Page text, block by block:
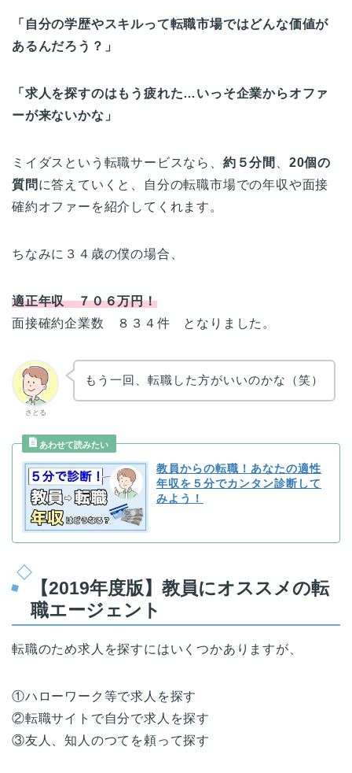
「自分の学歴やスキルって転職市場ではどんな価値が
あるんだろう？」
「求人を探すのはもう疲れた…いっそ企業からオファ
ーが来ないかな」
ミイダスという転職サービスなら、 約５分間
20個の
質問 に答えていくと、自分の転職市場での年収や面接
確約オファーを紹介してくれます。
ちなみに３４歳の僕の場合、
適正年収 ７０６万円！
面接確約企業数 ８３４件 となりました。
さとる
もう一回、転職した方がいいのかな（笑）
教員からの転職！あなたの適性
年収を５分でカンタン診断して
みよう！
【2019年度版】教員にオススメの転
職エージェント
転職のため求人を探すにはいくつかありますが、
①ハローワーク等で求人を探す
②転職サイトで自分で求人を探す
③友人、知人のつてを頼って探す